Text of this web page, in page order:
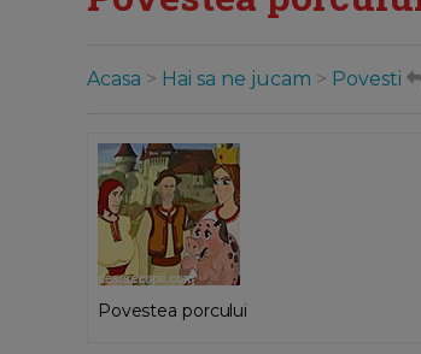
Acasa > Hai sa ne jucam > Povesti
Povestea porcului